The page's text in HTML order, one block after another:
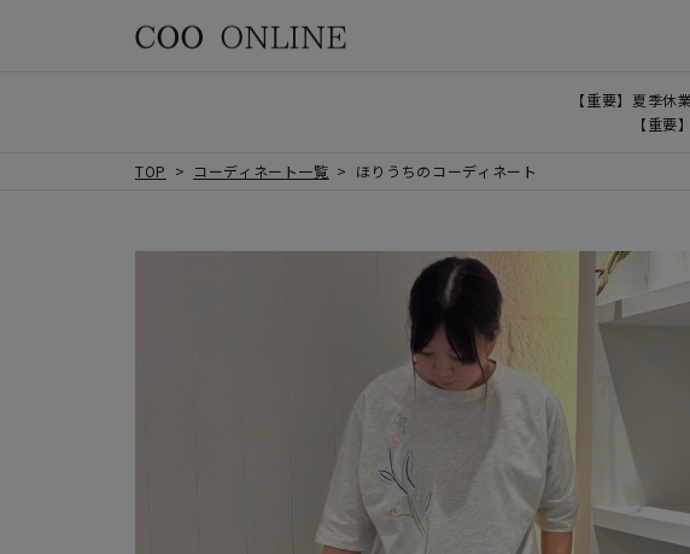
【重要】夏季
【重
TOP コーディネート一覧 ほりうちのコーディネート